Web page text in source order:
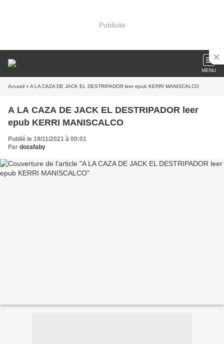
Publicité
MENU
Accueil » A LA CAZA DE JACK EL DESTRIPADOR leer epub KERRI MANISCALCO
A LA CAZA DE JACK EL DESTRIPADOR leer
epub KERRI MANISCALCO
Publié le 19/11/2021 à 00:01
Par dozafaby